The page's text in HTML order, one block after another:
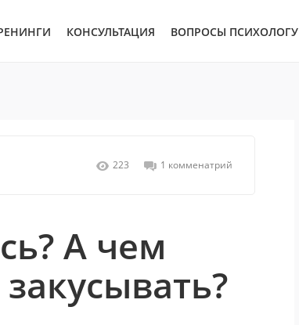
КОНСУЛЬТАЦИЯ ВОПРОСЫ ПСИХОЛОГУ
223 1 комменатрий
А чем